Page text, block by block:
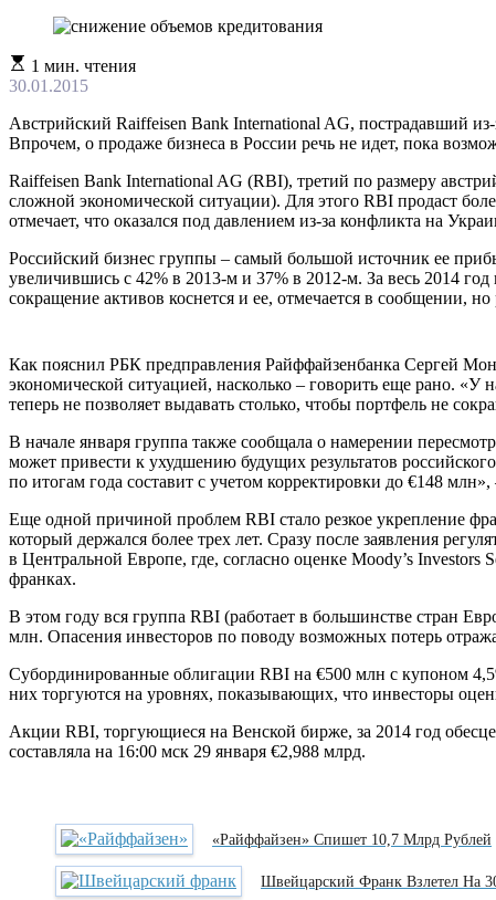
Расчетное
время
1 мин. чтения
30.01.2015
Австрийский Raiffeisen Bank International AG, пострадавший
Впрочем, о продаже бизнеса в России речь не идет, пока
Raiffeisen Bank International AG (RBI), третий по размеру
сложной экономической ситуации). Для этого RBI продаст
отмечает, что оказался под давлением из-за конфликта на
Российский бизнес группы – самый большой источник ее
увеличившись с 42% в 2013-м и 37% в 2012-м. За весь 2014
сокращение активов коснется и ее, отмечается в сообщении,
Как пояснил РБК предправления Райффайзенбанка Сергей
экономической ситуацией, насколько – говорить еще рано.
теперь не позволяет выдавать столько, чтобы портфель не
В начале января группа также сообщала о намерении
может привести к ухудшению будущих результатов
по итогам года составит с учетом корректировки до €148
Еще одной причиной проблем RBI стало резкое укрепление
который держался более трех лет. Сразу после заявления
в Центральной Европе, где, согласно оценке Moody’s
франках.
В этом году вся группа RBI (работает в большинстве стран
млн. Опасения инвесторов по поводу возможных потерь
Субординированные облигации RBI на €500 млн с купоном
них торгуются на уровнях, показыва­ющих, что инвесторы
Акции RBI, торгующиеся на Венской бирже, за 2014 год
составляла на 16:00 мск 29 января €2,988 млрд.
«Райффайзен» Спишет 10,7 Млрд Рублей
Швейцарский Франк Взлетел На